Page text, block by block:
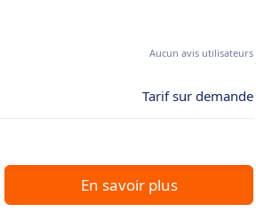
Aucun avis utilisateurs
Tarif sur demande
En savoir plus